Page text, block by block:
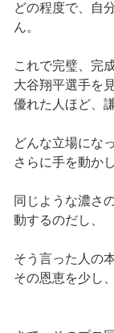
どの程度で、自
ん。
これで完璧、完
大谷翔平選手を
優れた人ほど、
どんな立場にな
さらに手を動か
同じような濃さ
動するのだし、
そう言った人の
その恩恵を少し